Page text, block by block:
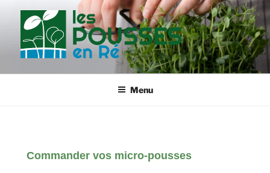
LES POUSSES EN RÉ
Menu
Commander vos micro-pousses